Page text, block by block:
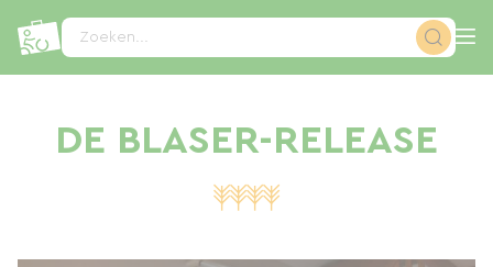
Zoeken...
DE BLASER-RELEASE
Cookies beheer paneel